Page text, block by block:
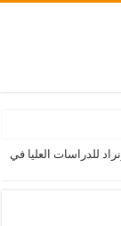
للدراسات العليا في